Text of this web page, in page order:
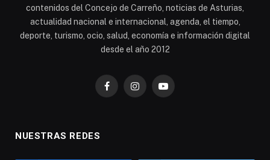
contenidos del Concejo de Carreño, noticias de Asturias,
actualidad nacional e internacional, agenda, el tiempo,
deporte, turismo, ocio, salud, economía e información digital
desde el año 2012
FacebookInstagramYouTube
NUESTRAS REDES